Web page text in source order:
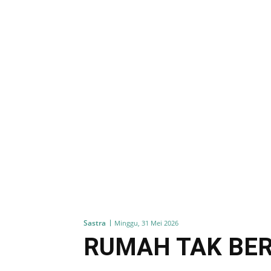
Sastra Minggu, 31 Mei 2026
RUMAH TAK